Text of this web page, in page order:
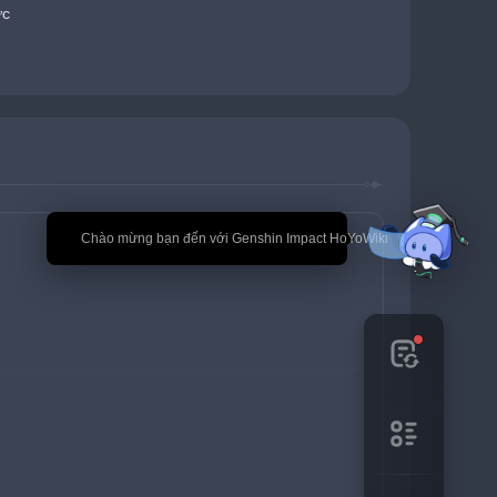
🎉 Chào mừng bạn đến với Genshin Impact HoYoWiki